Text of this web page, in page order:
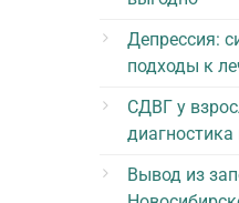
Депрессия:
подходы к
СДВГ у
диагностика
Вывод из